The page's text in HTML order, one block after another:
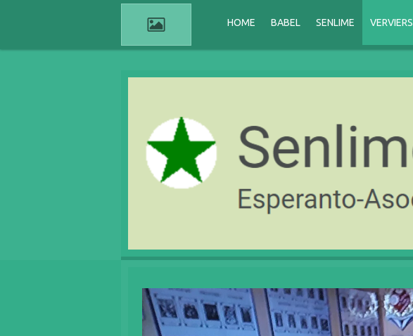
contenu
HOME BABEL SENLIME VERVIERS